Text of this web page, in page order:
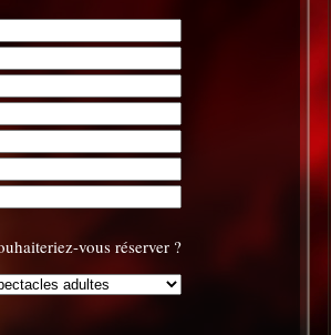
vous réserver ?